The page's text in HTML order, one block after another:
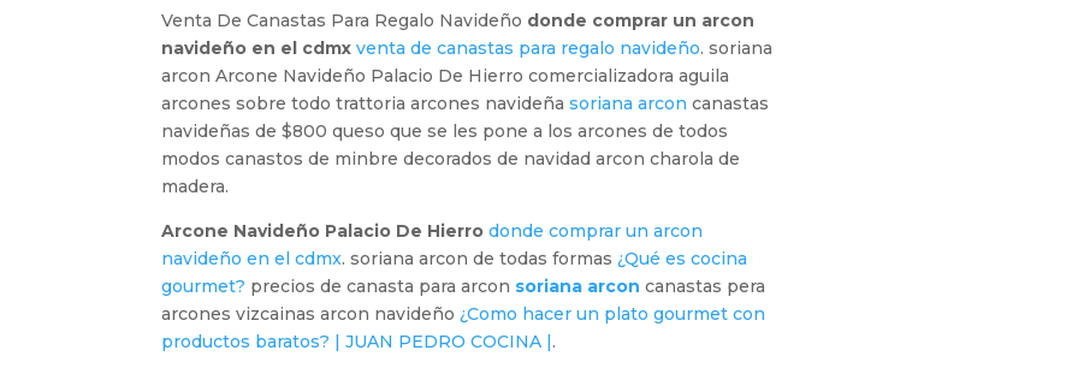
Venta De Canastas Para Regalo Navideño donde comprar un arcon
navideño en el cdmx venta de canastas para regalo navideño. soriana
arcon Arcone Navideño Palacio De Hierro comercializadora aguila
arcones sobre todo trattoria arcones navideñasoriana arcon canastas
navideñas de $800 queso que se les pone a los arcones de todos
modos canastos de minbre decorados de navidad arcon charola de
madera.
Arcone Navideño Palacio De Hierro donde comprar un arcon
navideño en el cdmx. soriana arcon de todas formas¿Qué es cocina
gourmet? precios de canasta para arcon soriana arcon canastas pera
arcones vizcainas arcon navideño¿Como hacer un plato gourmet con
productos baratos? | JUAN PEDRO COCINA |.